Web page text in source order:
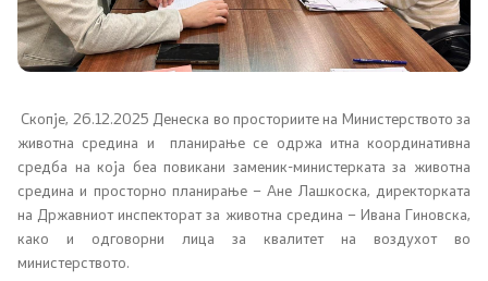
Соопштенија
Промотивни материјали
Позитивна промена
Регулатива
Законодавство
Скопје, 26.12.2025 Денеска во просториите на Министерството за
животна средина и
планирање се одржа итна координативна
средба на која беа повикани заменик-министерката за животна
средина и просторно планирање – Ане Лашкоска, директорката
на Државниот инспекторат за животна средина – Ивана Гиновска,
како и одговорни лица за квалитет на воздухот во
министерството.